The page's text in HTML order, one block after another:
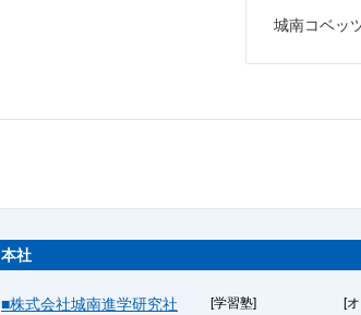
城南コベッ
本社
■株式会社城南進学研究社 [学習塾] [